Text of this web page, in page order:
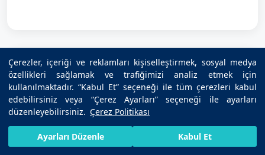
Çerezler, içeriği ve reklamları kişiselleştirmek, sosyal medya
özellikleri sağlamak ve trafiğimizi analiz etmek için
kullanılmaktadır. “Kabul Et” seçeneği ile tüm çerezleri kabul
edebilirsiniz veya “Çerez Ayarları” seçeneği ile ayarları
düzenleyebilirsiniz. Çerez Politikası
Ayarları Düzenle Kabul Et
HIZLI RANDEVU AL BIZE ULAŞIN